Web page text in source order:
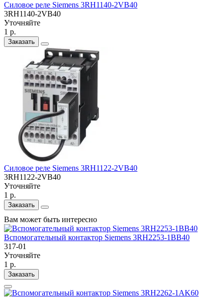
Силовое реле Siemens 3RH1140-2VB40
3RH1140-2VB40
Уточняйте
1 р.
Заказать
Силовое реле Siemens 3RH1122-2VB40
3RH1122-2VB40
Уточняйте
1 р.
Заказать
Вам может быть интересно
Вспомогательный контактор Siemens 3RH2253-1BB40
317-01
Уточняйте
1 р.
Заказать